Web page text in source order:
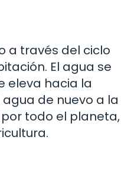
a través del ciclo
El agua se
eleva hacia la
de nuevo a la
todo el planeta,